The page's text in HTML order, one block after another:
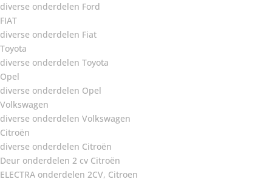
diverse onderdelen Ford
FIAT
diverse onderdelen Fiat
Toyota
diverse onderdelen Toyota
Opel
diverse onderdelen Opel
Volkswagen
diverse onderdelen Volkswagen
Citroën
diverse onderdelen Citroën
Deur onderdelen 2 cv Citroën
ELECTRA onderdelen 2CV, Citroen